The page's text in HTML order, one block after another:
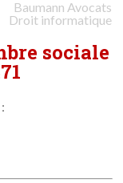
Baumann Avocats
Droit informatique
sociale